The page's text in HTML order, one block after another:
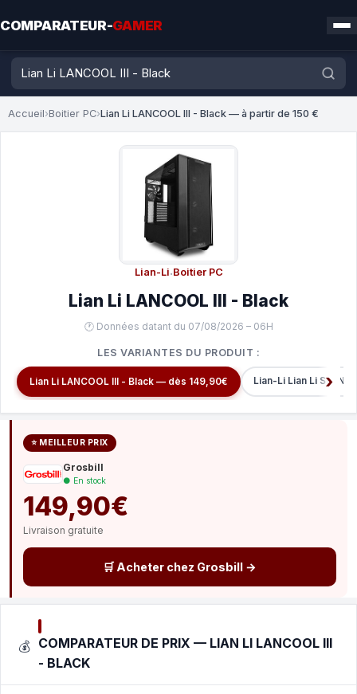
COMPARATEUR-GAMER
Accueil›Boitier PC›Lian Li LANCOOL III - Black — à partir de 150 €
Lian-Li·Boitier PC
Lian Li LANCOOL III - Black
🕐 Données datant du 07/08/2026 – 06H
LES VARIANTES DU PRODUIT :
Lian Li LANCOOL III - Black — dès 149,90€ Lian-Li Lian Li SL-
⭐ MEILLEUR PRIX
Grosbill
● En stock
149,90€
Livraison gratuite
🛒 Acheter chez Grosbill →
💰 COMPARATEUR DE PRIX — LIAN LI LANCOOL III
- BLACK